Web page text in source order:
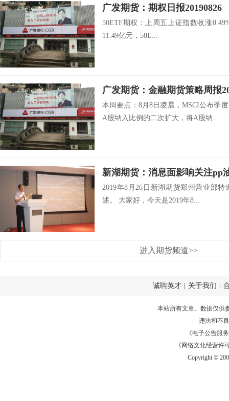
广发期货：期权日报20190826
50ETF期权：上周五上证指数收涨
11.49亿元，50E...
广发期货：金融期货策略周报
本周要点：8月8日凌晨，MSCI公布季
A股纳入比例的二次扩大，将A股纳...
新湖期货：消息面影响关注pp
2019年8月26日新湖期货郑州营业部
述。 大家好，今天是2019年8...
进入期货频道>>
诚聘英才 | 关于我们 |
本站所有文章、数据仅供
违法和不
《电子公告服务
《网络文化经营许
Copyright ©